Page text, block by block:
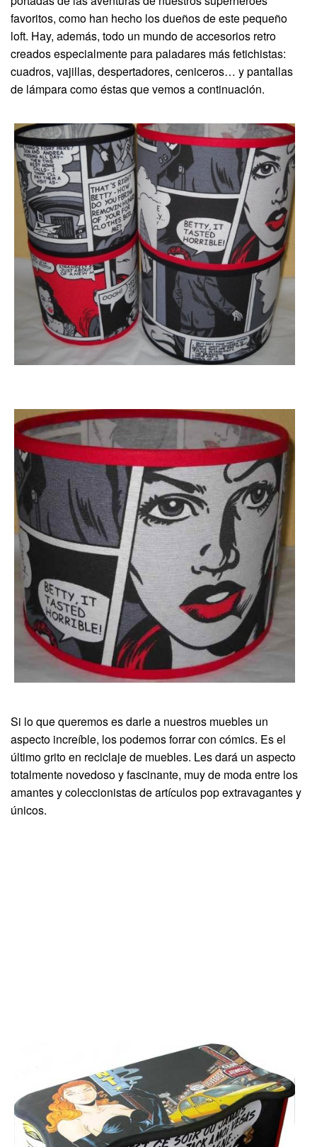
favoritos, como han hecho los dueños de este pequeño
loft. Hay, además, todo un mundo de accesorios retro
creados especialmente para paladares más fetichistas:
cuadros, vajillas, despertadores, ceniceros… y pantallas
de lámpara como éstas que vemos a continuación.
Si lo que queremos es darle a nuestros muebles un
aspecto increíble, los podemos forrar con cómics. Es el
último grito en reciclaje de muebles. Les dará un aspecto
totalmente novedoso y fascinante, muy de moda entre los
amantes y coleccionistas de artículos pop extravagantes y
únicos.